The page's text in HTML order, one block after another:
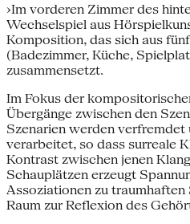
›Im vorderen Zimmer des
Wechselspiel aus
Komposition, das sich aus
(Badezimmer, Küche,
zusammensetzt.
Im Fokus der
Übergänge zwischen den
Szenarien werden verfremdet
verarbeitet, so dass surreale
Kontrast zwischen jenen
Schauplätzen erzeugt
Assoziationen zu traumhaften
Raum zur Reflexion des